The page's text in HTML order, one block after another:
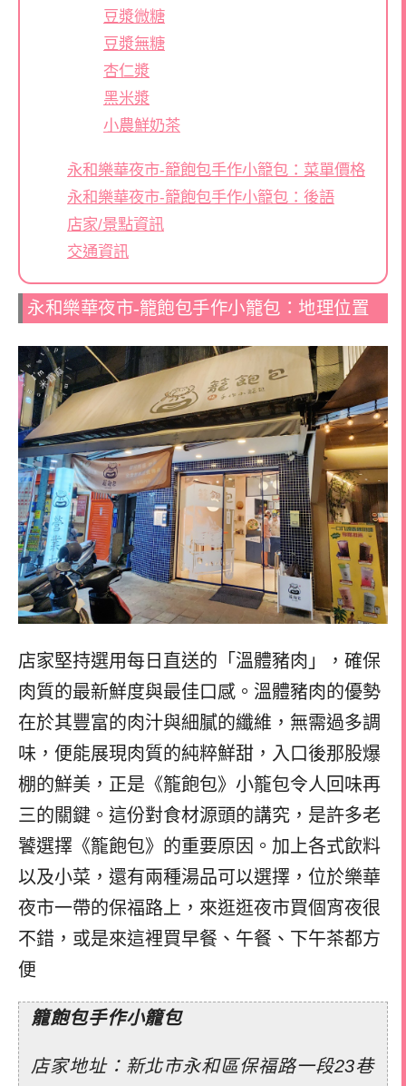
豆漿微糖
豆漿無糖
杏仁漿
黑米漿
小農鮮奶茶
永和樂華夜市-籠飽包手作小籠包：菜單價格
永和樂華夜市-籠飽包手作小籠包：後語
店家/景點資訊
交通資訊
永和樂華夜市-籠飽包手作小籠包：地理位置
店家堅持選用每日直送的「溫體豬肉」，確保
肉質的最新鮮度與最佳口感。溫體豬肉的優勢
在於其豐富的肉汁與細膩的纖維，無需過多調
味，便能展現肉質的純粹鮮甜，入口後那股爆
棚的鮮美，正是《籠飽包》小籠包令人回味再
三的關鍵。這份對食材源頭的講究，是許多老
饕選擇《籠飽包》的重要原因。 加上各式飲料
以及小菜， 還有兩種湯品可以選擇， 位於樂華
夜市一帶的保福路上， 來逛逛夜市買個宵夜很
不錯， 或是來這裡買早餐、午餐、下午茶都方
便
籠飽包手作小籠包
店家地址：新北市永和區保福路一段23巷